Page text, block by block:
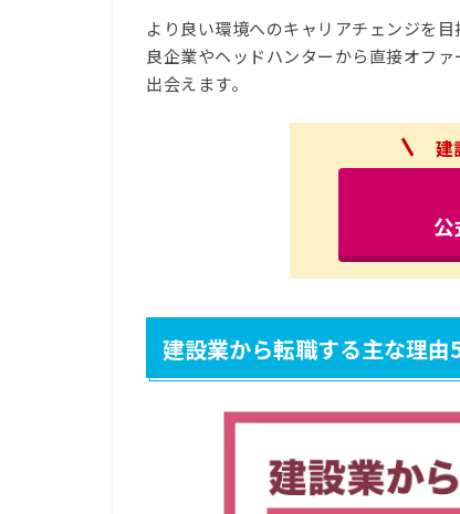
より良い環境へのキャリアチェンジを
良企業やヘッドハンターから直接オフ
出会えます。
建
公
建設業から転職する主な理由